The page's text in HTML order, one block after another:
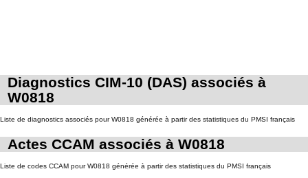
Diagnostics CIM-10 (DAS) associés à
W0818
Liste de diagnostics associés pour W0818 générée à partir des statistiques du PMSI français
Actes CCAM associés à W0818
Liste de codes CCAM pour W0818 générée à partir des statistiques du PMSI français